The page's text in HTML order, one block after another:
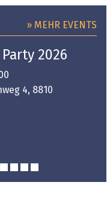
» MEHR EVENTS
2026
4, 8810